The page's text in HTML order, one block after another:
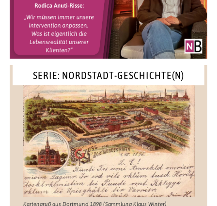
SERIE: NORDSTADT-GESCHICHTE(N)
Kartengruß aus Dortmund 1898 (Sammlung Klaus Winter)